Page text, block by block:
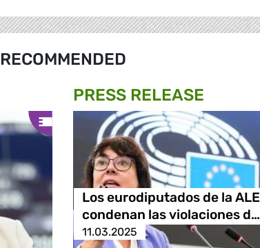
RECOMMENDED
PRESS RELEASE
Los eurodiputados de la ALE
condenan las violaciones d…
11.03.2025